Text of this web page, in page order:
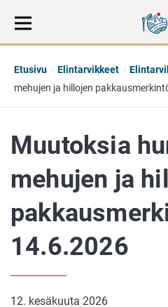
Etusivu Elintarvikkeet
mehujen ja hillojen
Muutoksia
mehujen ja
14.6.2026
12. kesäkuuta 2026